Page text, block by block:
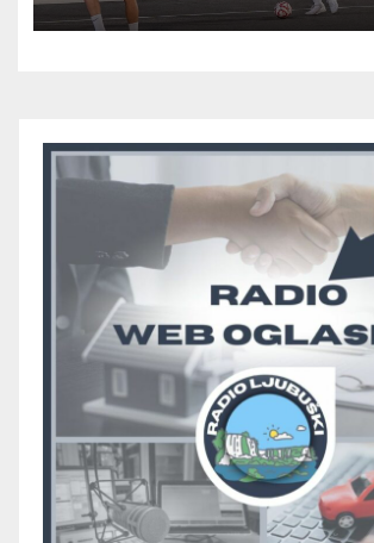
prolazak dalje, Klobuk
večeras počinje